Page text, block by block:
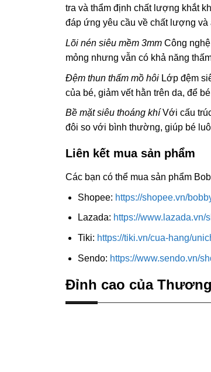
tra và thẩm định chất lượng khắt
đáp ứng yêu cầu về chất lượng và
Lõi nén siêu mềm 3mm Công
mỏng nhưng vẫn có khả năng
Đệm thun thấm mồ hôi Lớp đệm
của bé, giảm vết hằn trên da, để
Bề mặt siêu thoáng khíVới cấu
đôi so với bình thường, giúp bé
Liên kết mua sản phẩm
Các bạn có thể mua sản phẩm
Shopee: https://shopee.vn/
Lazada: https://www.lazada.vn/
Tiki: https://tiki.vn/cua-hang/
Sendo: https://www.sendo.vn/
Đỉnh cao của